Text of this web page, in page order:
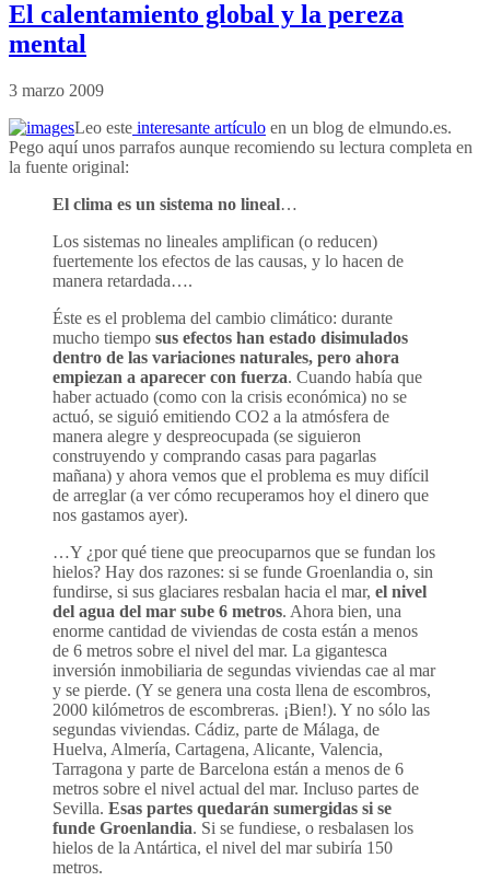
El calentamiento global y la pereza
mental
3 marzo 2009
Leo este interesante artículo en un blog de elmundo.es.
Pego aquí unos parrafos aunque recomiendo su lectura completa en
la fuente original:
El clima es un sistema no lineal…
Los sistemas no lineales amplifican (o reducen)
fuertemente los efectos de las causas, y lo hacen de
manera retardada….
Éste es el problema del cambio climático: durante
mucho tiempo sus efectos han estado disimulados
dentro de las variaciones naturales, pero ahora
empiezan a aparecer con fuerza. Cuando había que
haber actuado (como con la crisis económica) no se
actuó, se siguió emitiendo CO2 a la atmósfera de
manera alegre y despreocupada (se siguieron
construyendo y comprando casas para pagarlas
mañana) y ahora vemos que el problema es muy difícil
de arreglar (a ver cómo recuperamos hoy el dinero que
nos gastamos ayer).
…Y ¿por qué tiene que preocuparnos que se fundan los
hielos? Hay dos razones: si se funde Groenlandia o, sin
fundirse, si sus glaciares resbalan hacia el mar, el nivel
del agua del mar sube 6 metros. Ahora bien, una
enorme cantidad de viviendas de costa están a menos
de 6 metros sobre el nivel del mar. La gigantesca
inversión inmobiliaria de segundas viviendas cae al mar
y se pierde. (Y se genera una costa llena de escombros,
2000 kilómetros de escombreras. ¡Bien!). Y no sólo las
segundas viviendas. Cádiz, parte de Málaga, de
Huelva, Almería, Cartagena, Alicante, Valencia,
Tarragona y parte de Barcelona están a menos de 6
metros sobre el nivel actual del mar. Incluso partes de
Sevilla. Esas partes quedarán sumergidas si se
funde Groenlandia. Si se fundiese, o resbalasen los
hielos de la Antártica, el nivel del mar subiría 150
metros.